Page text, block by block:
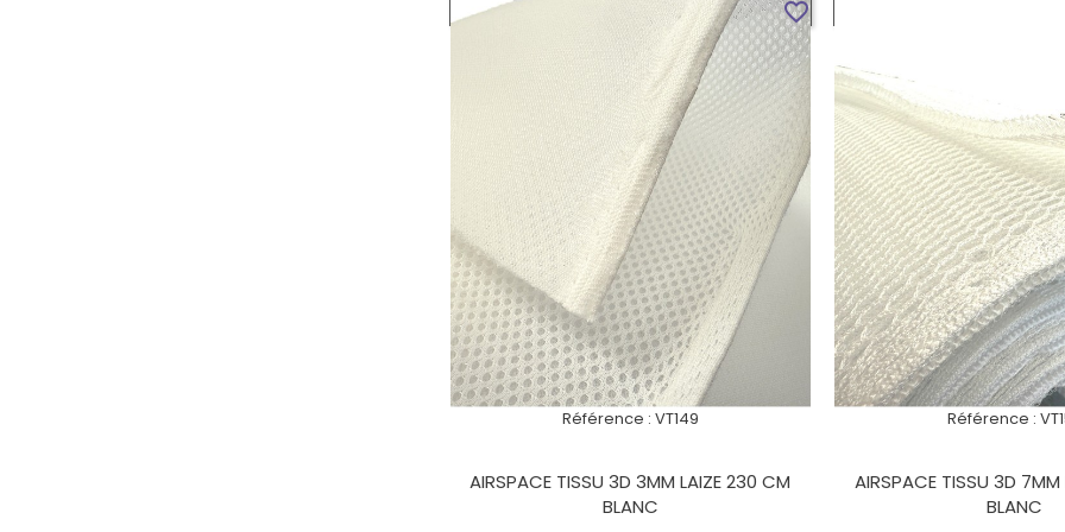
Référence : VT149
AIRSPACE TISSU 3D 3MM LAIZE 230 CM
BLANC
favorite_border
Référence :
AIRSPACE TISSU 3D
BLANC